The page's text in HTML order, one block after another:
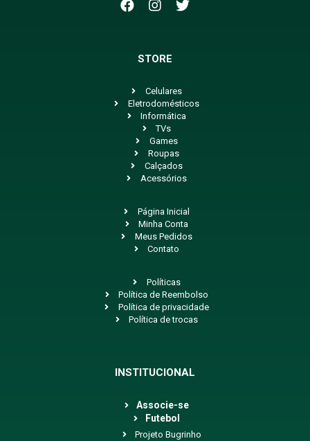
STORE
Celulares
Eletrodomésticos
Informática
TVs
Games
Roupas
Calçados
Acessórios
Página Inicial
Minha Conta
Meus Pedidos
Contato
Políticas
Política de Reembolso
Política de privacidade
Política de trocas
INSTITUCIONAL
Associe-se
Futebol
Projeto Bugrinho